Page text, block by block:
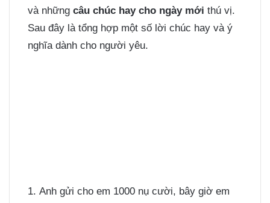
và những câu chúc hay cho ngày mới thú vị.
Sau đây là tổng hợp một số lời chúc hay và ý
nghĩa dành cho người yêu.
1. Anh gửi cho em 1000 nụ cười, bây giờ em